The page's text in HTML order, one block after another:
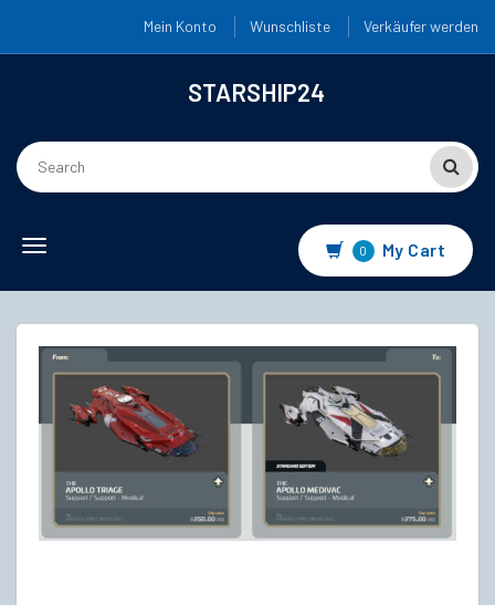
Mein Konto Wunschliste Verkäufer werden
STARSHIP24
Toggle
0 My Cart